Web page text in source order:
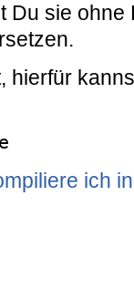
Du sie ohne
hierfür
ich